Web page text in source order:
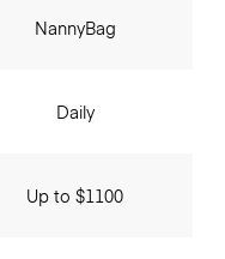
NannyBag
Daily
Up to $1100